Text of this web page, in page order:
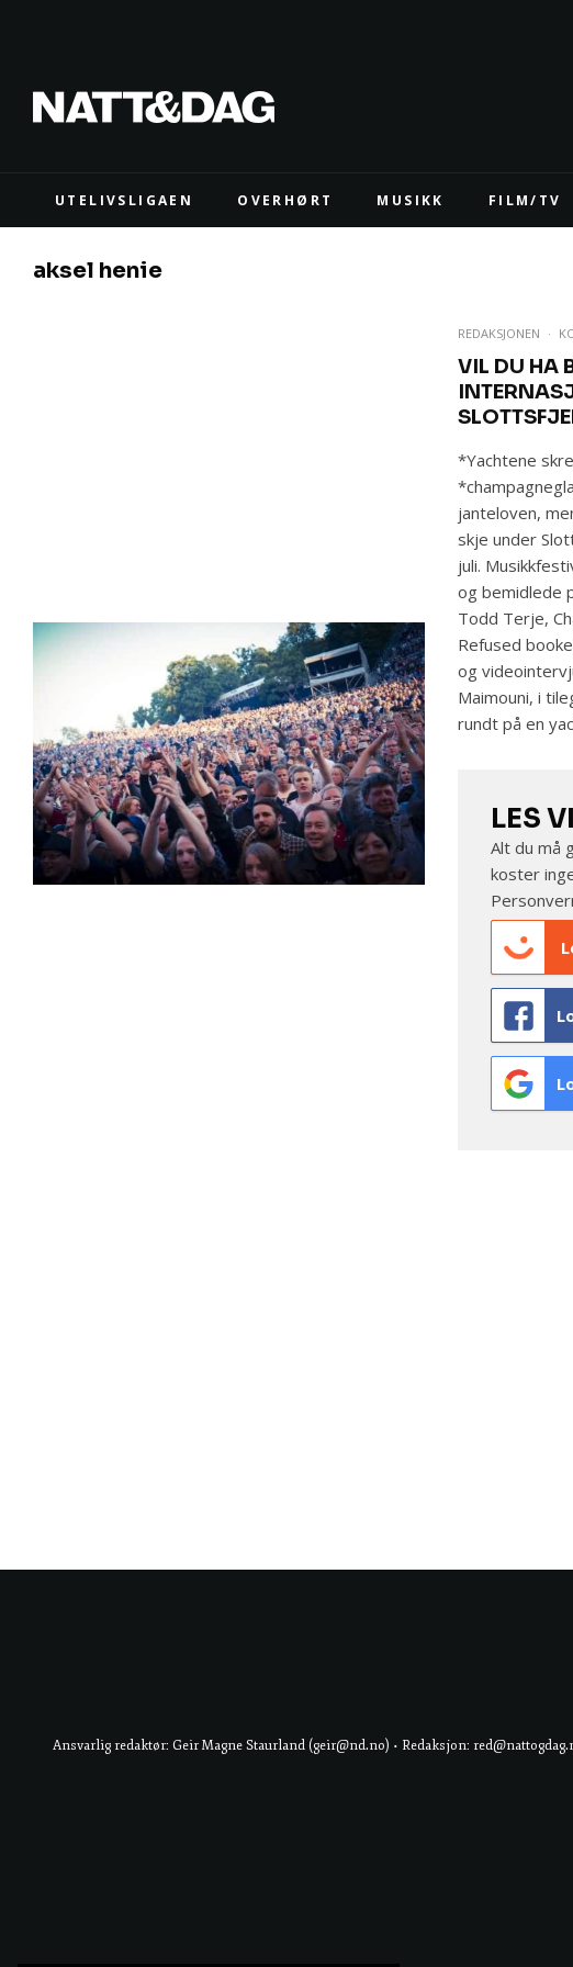
UTELIVSLIGAEN OVERHØRT MUSIKK FILM/TV
aksel henie
REDAKSJONEN ·
VIL DU HA
*Yachtene
janteloven,
skje under
juli.
og bemidlede
Todd Terje,
Refused
og
Maimouni, i
rundt på en
LES
Alt du må
koster
Ansvarlig redaktør: Geir Magne Staurland (geir@nd.no) • Redaksjon: